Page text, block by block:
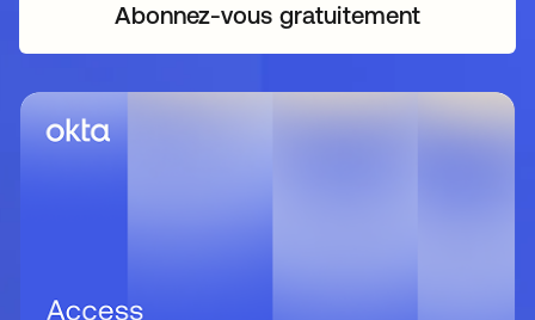
Abonnez-vous gratuitement
s’ouvre dans un nouvel